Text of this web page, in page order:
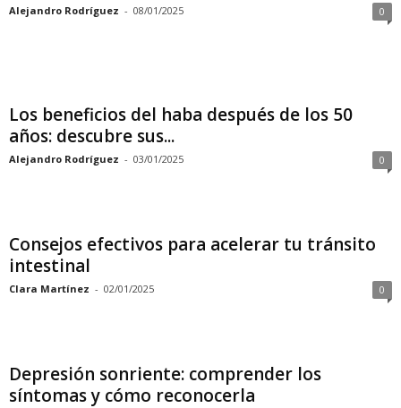
Alejandro Rodríguez - 08/01/2025 0
Los beneficios del haba después de los 50
años: descubre sus...
Alejandro Rodríguez - 03/01/2025 0
Consejos efectivos para acelerar tu tránsito
intestinal
Clara Martínez - 02/01/2025 0
Depresión sonriente: comprender los
síntomas y cómo reconocerla